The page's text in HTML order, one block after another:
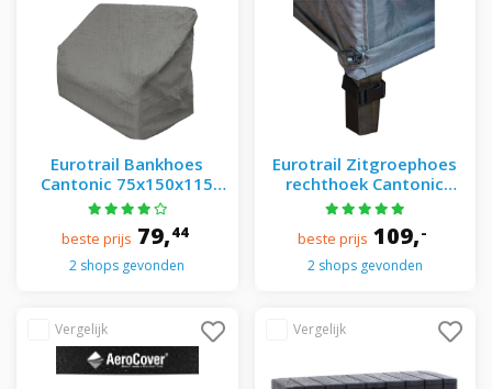
Eurotrail Bankhoes
Cantonic 75x150x115
cm - - Grijs
beste prijs 79,44
2 shops gevonden
Eurotrail Zitgroephoes
rechthoek Cantonic
250x175x100 cm - - Grijs
beste prijs 109,-
2 shops gevonden